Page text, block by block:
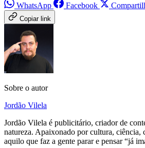
WhatsApp Facebook
Copiar link
Sobre o autor
Jordão Vilela
Jordão Vilela é publicitário, criador de
natureza. Apaixonado por cultura, ciência,
aquilo que faz a gente parar e pensar “já